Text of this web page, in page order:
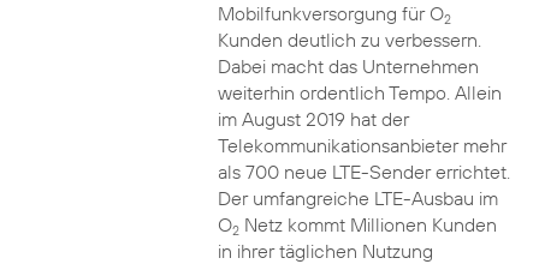
Mobilfunkversorgung für O2
Kunden deutlich zu verbessern.
Dabei macht das Unternehmen
weiterhin ordentlich Tempo. Allein
im August 2019 hat der
Telekommunikationsanbieter mehr
als 700 neue LTE-Sender errichtet.
Der umfangreiche LTE-Ausbau im
O2Netz kommt Millionen Kunden
in ihrer täglichen Nutzung